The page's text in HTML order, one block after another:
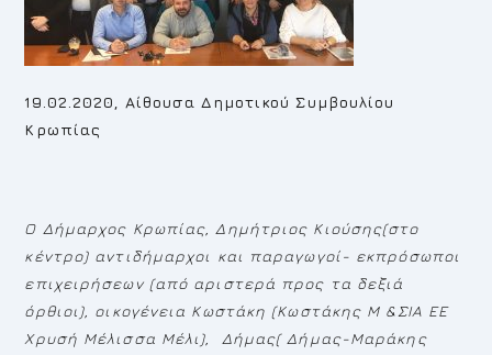
19.02.2020, Αίθουσα Δημοτικού Συμβουλίου
Κρωπίας
O Δήμαρχος Κρωπίας, Δημήτριος Κιούσης(στο
κέντρο) αντιδήμαρχοι και παραγωγοί- εκπρόσωποι
επιχειρήσεων (από αριστερά προς τα δεξιά
όρθιοι), οικογένεια Κωστάκη (Κωστάκης Μ &ΣΙΑ ΕΕ
Χρυσή Μέλισσα Μέλι), Δήμας( Δήμας-Μαράκης